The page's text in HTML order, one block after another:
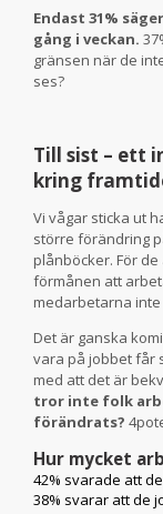
Endast 31%
gång i veckan.
gränsen när de
ses?
Till sist – ett
kring
Vi vågar sticka ut
större förändring
plånböcker. För
förmånen att
medarbetarna
Det är ganska
vara på jobbet får
med att det är
tror inte folk
förändrats?
Hur mycket
42% svarade att
38% svarar att de